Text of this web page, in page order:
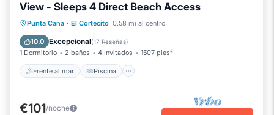
View - Sleeps 4 Direct Beach Access
Punta Cana · El Cortecito 0.58 mi al centro
10.0 Excepcional(17 Reseñas)
1 Dormitorio 2 baños 4 Invitados 1507 pies²
Frente al mar Piscina
Frente al mar Piscina
Balcón/Terraza
€101/noche